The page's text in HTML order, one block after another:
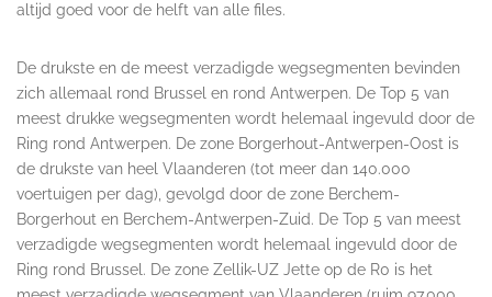
altijd goed voor de helft van alle files.
De drukste en de meest verzadigde wegsegmenten bevinden
zich allemaal rond Brussel en rond Antwerpen. De Top 5 van
meest drukke wegsegmenten wordt helemaal ingevuld door de
Ring rond Antwerpen. De zone Borgerhout-Antwerpen-Oost is
de drukste van heel Vlaanderen (tot meer dan 140.000
voertuigen per dag), gevolgd door de zone Berchem-
Borgerhout en Berchem-Antwerpen-Zuid. De Top 5 van meest
verzadigde wegsegmenten wordt helemaal ingevuld door de
Ring rond Brussel. De zone Zellik-UZ Jette op de R0 is het